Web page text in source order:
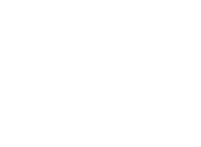
shampoing, massez votre crâne pour
part, la coloration et les mèches
vos cheveux sont volumineux.